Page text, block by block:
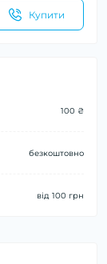
Купити
100 ₴
безкоштовно
від 100 грн